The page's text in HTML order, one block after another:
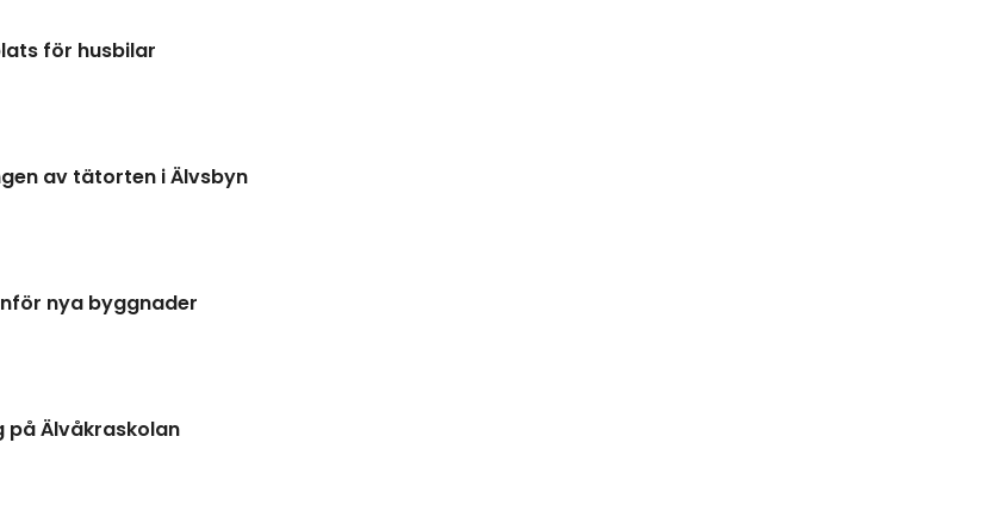
för husbilar
av tätorten i Älvsbyn
nya byggnader
Älvåkraskolan